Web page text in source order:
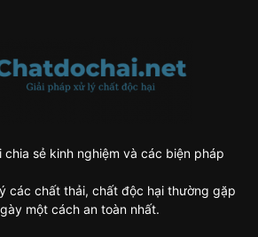
chia sẻ kinh nghiệm và các biện pháp
các chất thải, chất độc hại thường gặp
một cách an toàn nhất.